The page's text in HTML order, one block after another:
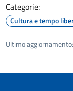
Categorie:
Cultura e tempo
Ultimo aggiornamento: